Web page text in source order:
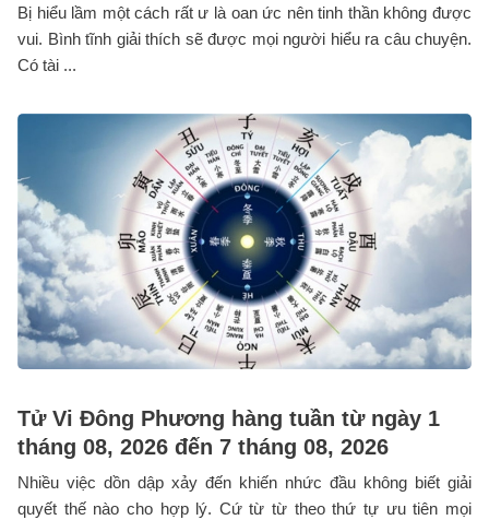
Bị hiểu lầm một cách rất ư là oan ức nên tinh thần không được
vui. Bình tĩnh giải thích sẽ được mọi người hiểu ra câu chuyện.
Có tài ...
Tử Vi Đông Phương hàng tuần từ ngày 1
tháng 08, 2026 đến 7 tháng 08, 2026
Nhiều việc dồn dập xảy đến khiến nhức đầu không biết giải
quyết thế nào cho hợp lý. Cứ từ từ theo thứ tự ưu tiên mọi